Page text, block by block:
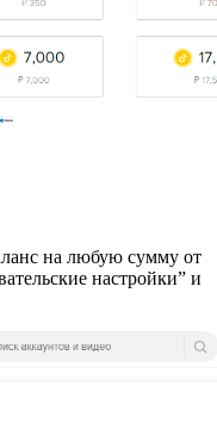
на любую сумму от
настройки” и